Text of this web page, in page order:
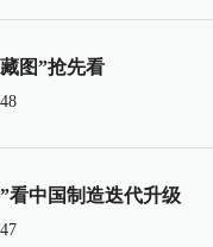
图”抢先看
看中国制造迭代升级